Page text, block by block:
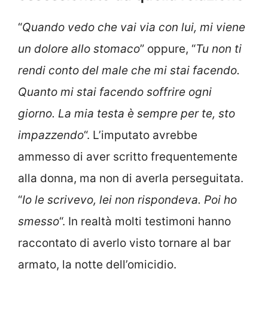
“Quando vedo che vai via con lui, mi viene
un dolore allo stomaco” oppure, “Tu non ti
rendi conto del male che mi stai facendo.
Quanto mi stai facendo soffrire ogni
giorno. La mia testa è sempre per te, sto
impazzendo“. L’imputato avrebbe
ammesso di aver scritto frequentemente
alla donna, ma non di averla perseguitata.
“Io le scrivevo, lei non rispondeva. Poi ho
smesso“. In realtà molti testimoni hanno
raccontato di averlo visto tornare al bar
armato, la notte dell’omicidio.